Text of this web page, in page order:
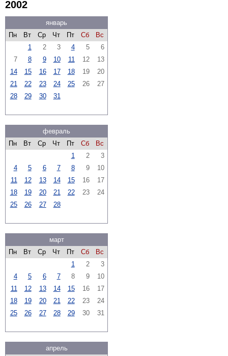
2002
январь
Пн
Вт Ср Чт Пт Сб
Вс
1
2 3 4 5
6
7
8 9 10 11 12
13
14
15 16 17 18 19
20
21
22 23 24 25 26
27
28
29 30 31
февраль
Пн
Вт Ср Чт Пт Сб
Вс
1
2
3
4
5 6 7 8 9
10
11
12 13 14 15 16
17
18
19 20 21 22 23
24
25
26 27 28
март
Пн
Вт Ср Чт Пт Сб
Вс
1
2
3
4
5 6 7 8 9
10
11
12 13 14 15 16
17
18
19 20 21 22 23
24
25
26 27 28 29 30 31
апрель